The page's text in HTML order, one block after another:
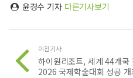
윤경수 기자 다른기사보기
이전기사
하이원리조트, 세계 44개
2026 국제학술대회 성공 개